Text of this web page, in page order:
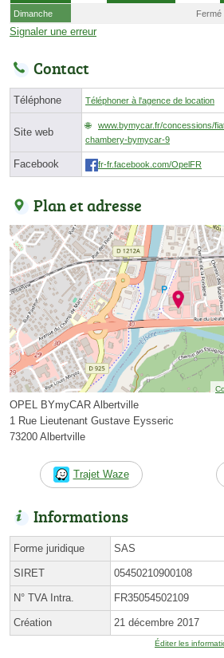
Dimanche
Fermé
Signaler une erreur
Contact
Téléphone Téléphoner à l'agence de location
Site web
www.bymycar.fr/concessions/
chambery-bymycar-9
Facebook fr-fr.facebook.com/OpelFR
Plan et adresse
OPEL BYmyCAR Albertville
1 Rue Lieutenant Gustave Eysseric
73200 Albertville
Trajet Waze
Informations
Forme juridique SAS
SIRET 05450210900108
N° TVA Intra. FR35054502109
Création 21 décembre 2017
Éditer les